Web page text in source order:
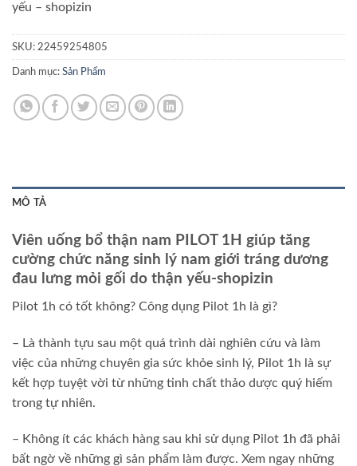
yếu – shopizin
SKU: 22459254805
Danh mục: Sản Phẩm
MÔ TẢ
Viên uống bổ thận nam PILOT 1H giúp tăng
cường chức năng sinh lý nam giới tráng dương
đau lưng mỏi gối do thận yếu-shopizin
Pilot 1h có tốt không? Công dụng Pilot 1h là gì?
– Là thành tựu sau một quá trình dài nghiên cứu và làm
việc của những chuyên gia sức khỏe sinh lý, Pilot 1h là sự
kết hợp tuyệt vời từ những tinh chất thảo dược quý hiếm
trong tự nhiên.
– Không ít các khách hàng sau khi sử dụng Pilot 1h đã phải
bất ngờ về những gì sản phẩm làm được. Xem ngay những